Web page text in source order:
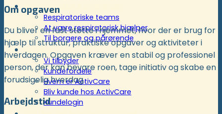
Respiratoriske ordninger
Respiratoriske teams
At være respiratorisk hjælper
Til borgere og pårørende
Kunder
Vi tilbyder
Kundefordele
Hvem er ActivCare
Bliv kunde hos ActivCare
Kundelogin
Om opgaven
Du bliver en fast støtte i hjemmet, hvor der er brug for
hjælp til struktur, praktiske opgaver og aktiviteter i
hverdagen. Opgaven kræver en stabil og professionel
person, der kan bevare roen, tage initiativ og skabe en
forudsigelig hverdag.
Arbejdstid